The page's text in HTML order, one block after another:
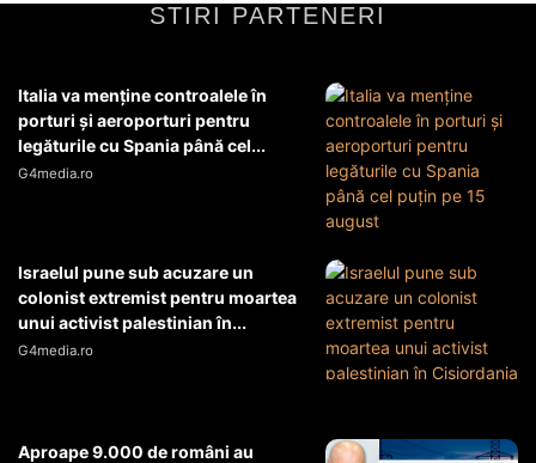
STIRI PARTENERI
Italia va menţine controalele în
porturi şi aeroporturi pentru
legăturile cu Spania până cel...
G4media.ro
Israelul pune sub acuzare un
colonist extremist pentru moartea
unui activist palestinian în...
G4media.ro
Aproape 9.000 de români au